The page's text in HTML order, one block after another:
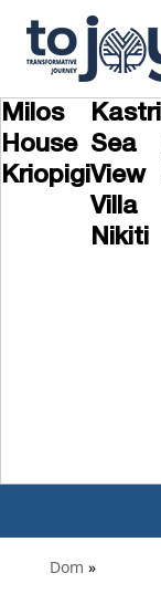
Preskoči na sadržaj
Milos
House
Kriopigi
Kastri
Sea
View
Villa
Nikiti
Dom »